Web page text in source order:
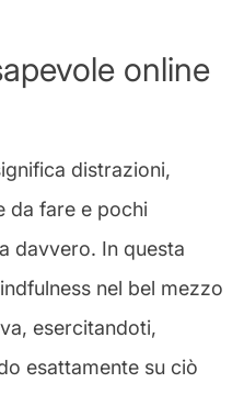
online
distrazioni,
da fare e pochi
davvero. In questa
nel bel mezzo
esercitandoti,
esattamente su ciò